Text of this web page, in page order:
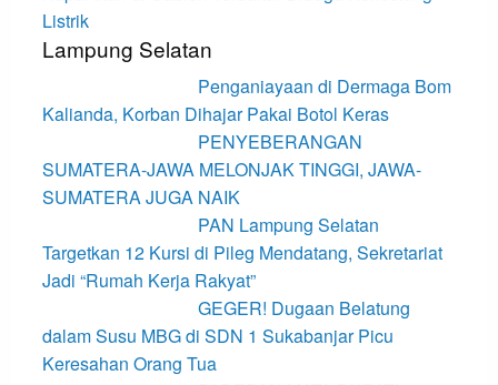
Listrik
Lampung Selatan
Penganiayaan di Dermaga Bom
Kalianda, Korban Dihajar Pakai Botol Keras
PENYEBERANGAN
SUMATERA-JAWA MELONJAK TINGGI, JAWA-
SUMATERA JUGA NAIK
PAN Lampung Selatan
Targetkan 12 Kursi di Pileg Mendatang, Sekretariat
Jadi “Rumah Kerja Rakyat”
GEGER! Dugaan Belatung
dalam Susu MBG di SDN 1 Sukabanjar Picu
Keresahan Orang Tua